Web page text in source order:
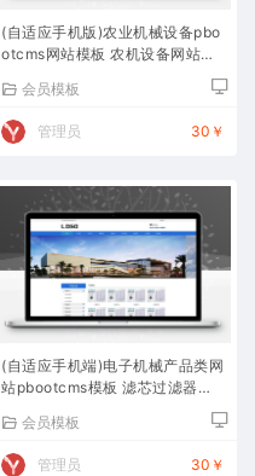
(自适应手机版)农业机械设备pbo
otcms网站模板 农机设备网站源
会员模板
管理员 30￥
(自适应手机端)电子机械产品类网
站pbootcms模板 滤芯过滤器网
会员模板
管理员 30￥